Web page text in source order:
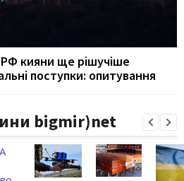
РФ кияни ще рішучіше
поступки: опитування
bigmir)net